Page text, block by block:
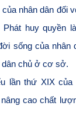
nhân dân đối
huy quyền
sống của nhân
dân chủ ở cơ sở.
lần thứ XIX
cao chất